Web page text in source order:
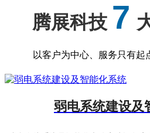
腾展科技 7
以客户为中心、服务只有起
弱电系统建设及